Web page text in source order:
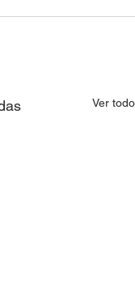
Ver todo